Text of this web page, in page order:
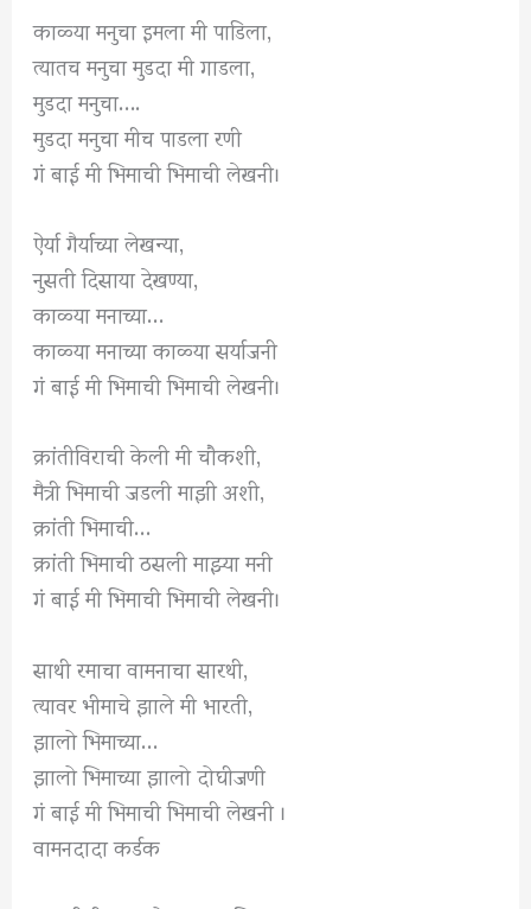
काळ्या मनुचा इमला मी पाडिला,
त्यातच मनुचा मुडदा मी गाडला,
मुडदा मनुचा….
मुडदा मनुचा मीच पाडला रणी
गं बाई मी भिमाची भिमाची लेखनी।
ऐर्या गैर्याच्या लेखन्या,
नुसती दिसाया देखण्या,
काळ्या मनाच्या…
काळ्या मनाच्या काळ्या सर्याजनी
गं बाई मी भिमाची भिमाची लेखनी।
क्रांतीविराची केली मी चौकशी,
मैत्री भिमाची जडली माझी अशी,
क्रांती भिमाची…
क्रांती भिमाची ठसली माझ्या मनी
गं बाई मी भिमाची भिमाची लेखनी।
साथी रमाचा वामनाचा सारथी,
त्यावर भीमाचे झाले मी भारती,
झालो भिमाच्या…
झालो भिमाच्या झालो दोघीजणी
गं बाई मी भिमाची भिमाची लेखनी ।
वामनदादा कर्डक